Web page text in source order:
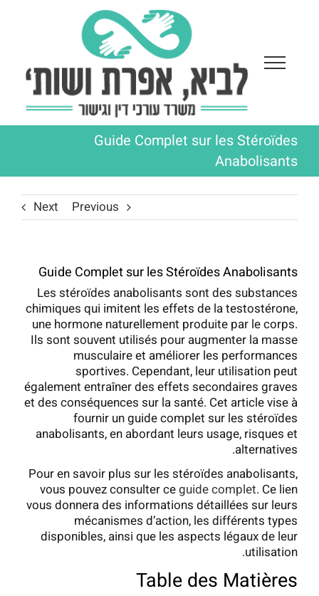
Guide Complet sur les Stéroïdes
Anabolisants
Previous
Next
Guide Complet sur les Stéroïdes Anabolisants
Les stéroïdes anabolisants sont des substances
chimiques qui imitent les effets de la testostérone,
une hormone naturellement produite par le corps.
Ils sont souvent utilisés pour augmenter la masse
musculaire et améliorer les performances
sportives. Cependant, leur utilisation peut
également entraîner des effets secondaires graves
et des conséquences sur la santé. Cet article vise à
fournir un guide complet sur les stéroïdes
anabolisants, en abordant leurs usage, risques et
alternatives.
Pour en savoir plus sur les stéroïdes anabolisants,
vous pouvez consulter ceguide complet. Ce lien
vous donnera des informations détaillées sur leurs
mécanismes d’action, les différents types
disponibles, ainsi que les aspects légaux de leur
utilisation.
Table des Matières